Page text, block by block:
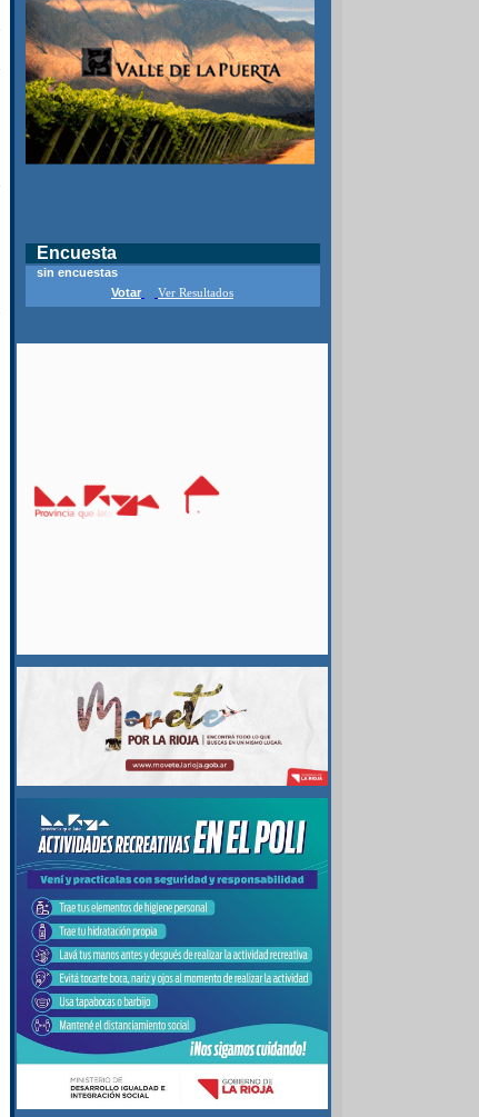
Encuesta
sin encuestas
Votar
Ver Resultados